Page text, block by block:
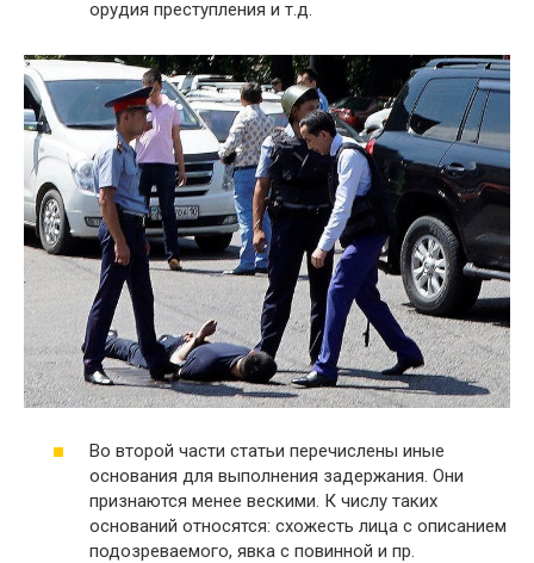
орудия преступления и т.д.
Во второй части статьи перечислены иные
основания для выполнения задержания. Они
признаются менее вескими. К числу таких
оснований относятся: схожесть лица с описанием
подозреваемого, явка с повинной и пр.